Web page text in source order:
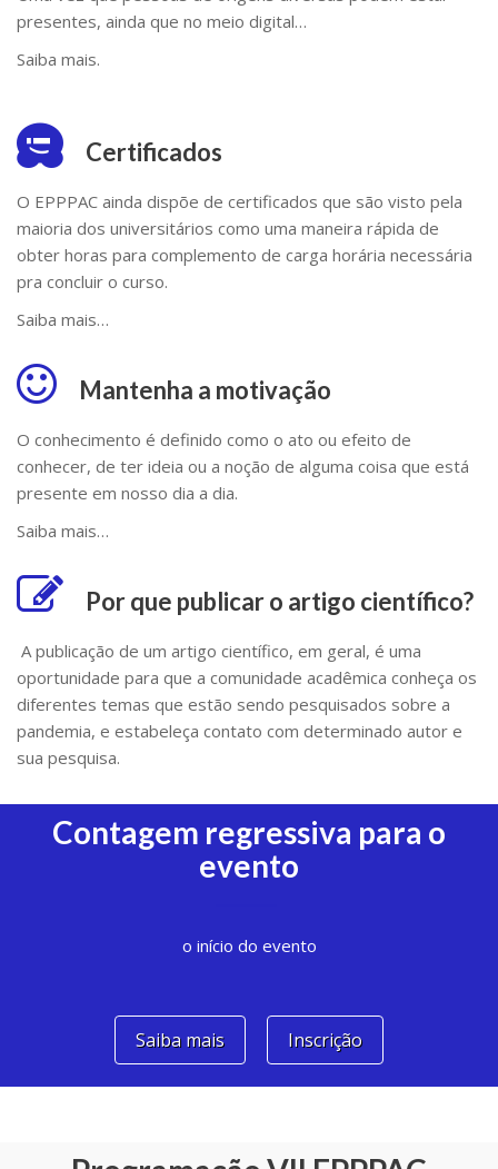
presentes, ainda que no meio digital…
Saiba mais.
Certificados
O EPPPAC ainda dispõe de certificados que são visto pela
maioria dos universitários como uma maneira rápida de
obter horas para complemento de carga horária necessária
pra concluir o curso.
Saiba mais…
Mantenha a motivação
O conhecimento é definido como o ato ou efeito de
conhecer, de ter ideia ou a noção de alguma coisa que está
presente em nosso dia a dia.
Saiba mais…
Por que publicar o artigo científico?
A publicação de um artigo científico, em geral, é uma
oportunidade para que a comunidade acadêmica conheça os
diferentes temas que estão sendo pesquisados sobre a
pandemia, e estabeleça contato com determinado autor e
sua pesquisa.
Contagem regressiva para o
evento
o início do evento
Saiba mais Inscrição